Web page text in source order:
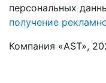
персональных
получение
Компания «AST»,